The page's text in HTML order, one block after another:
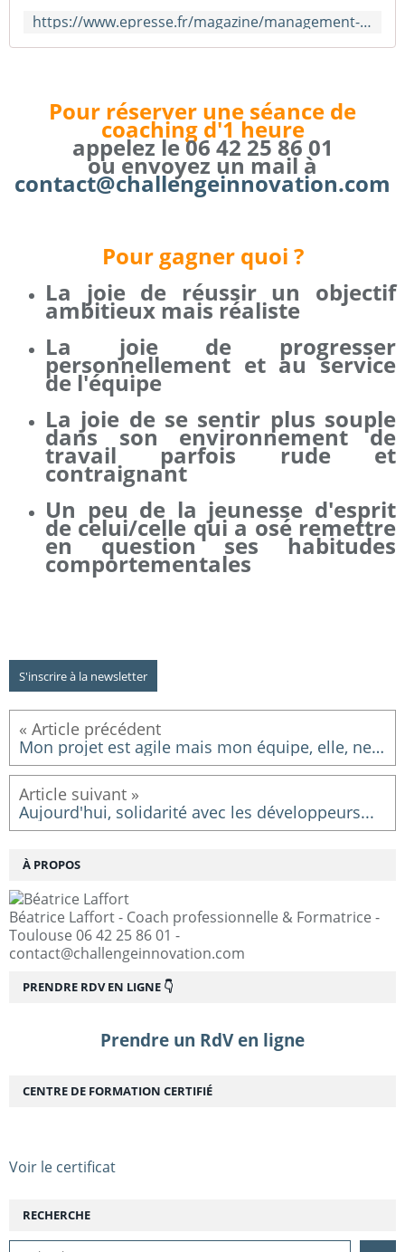
https://www.epresse.fr/magazine/management-hors-serie/2017-07-27
Pour réserver une séance de
coaching d'1 heure
appelez le 06 42 25 86 01
ou envoyez un mail à
contact@challengeinnovation.com
Pour gagner quoi ?
La joie de réussir un objectif
ambitieux mais réaliste
La joie de progresser
personnellement et au service
de l'équipe
La joie de se sentir plus souple
dans son environnement de
travail parfois rude et
contraignant
Un peu de la jeunesse d'esprit
de celui/celle qui a osé remettre
en question ses habitudes
comportementales
S'inscrire à la newsletter
Mon projet est agile mais mon équipe, elle, ne l'est pas vraiment... je fais quoi ?
Aujourd'hui, solidarité avec les développeurs...
RECHERCHE
À PROPOS
Béatrice Laffort - Coach professionnelle & Formatrice -
Toulouse 06 42 25 86 01 -
contact@challengeinnovation.com
PRENDRE RDV EN LIGNE 👇
Prendre un RdV en ligne
CENTRE DE FORMATION CERTIFIÉ
Voir le certificat